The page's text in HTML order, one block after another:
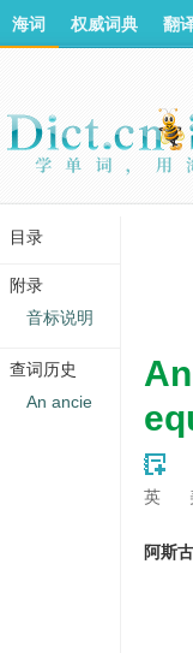
英
阿斯
海词 权威词典 翻
目录
附录
音标说明
查词历史
An ancie